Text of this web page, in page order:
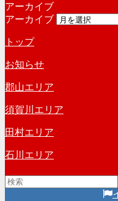
アーカイブ
アーカイブ
トップ
お知らせ
郡山エリア
須賀川エリア
田村エリア
石川エリア